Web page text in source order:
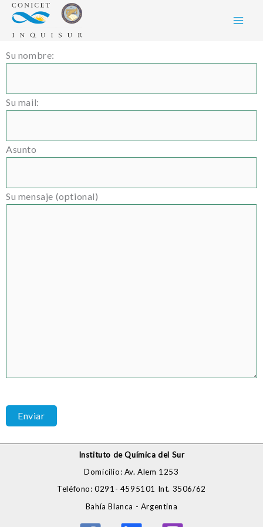
Skip
content
Su nombre:
Su mail:
Asunto
Su mensaje (optional)
Instituto de Química del Sur
Domicilio: Av. Alem 1253
Teléfono: 0291- 4595101 Int. 3506/62
Bahía Blanca - Argentina